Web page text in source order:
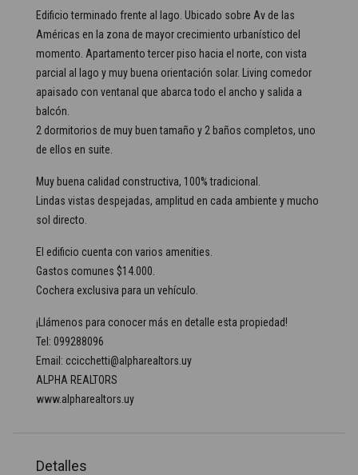
Edificio terminado frente al lago. Ubicado sobre Av de las
Américas en la zona de mayor crecimiento urbanístico del
momento. Apartamento tercer piso hacia el norte, con vista
parcial al lago y muy buena orientación solar. Living comedor
apaisado con ventanal que abarca todo el ancho y salida a
balcón.
2 dormitorios de muy buen tamaño y 2 baños completos, uno
de ellos en suite.
Muy buena calidad constructiva, 100% tradicional.
Lindas vistas despejadas, amplitud en cada ambiente y mucho
sol directo.
El edificio cuenta con varios amenities.
Gastos comunes $14.000.
Cochera exclusiva para un vehículo.
¡Llámenos para conocer más en detalle esta propiedad!
Tel: 099288096
Email: ccicchetti@alpharealtors.uy
ALPHA REALTORS
www.alpharealtors.uy
Detalles